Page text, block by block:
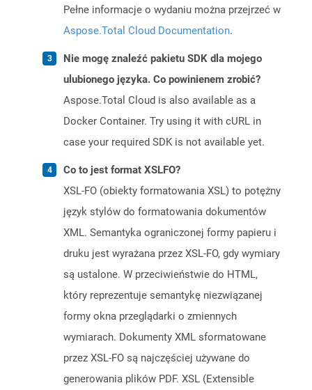
Pełne informacje o wydaniu można przejrzeć w
Aspose.Total Cloud Documentation.
Nie mogę znaleźć pakietu SDK dla mojego
ulubionego języka. Co powinienem zrobić?
Aspose.Total Cloud is also available as a
Docker Container. Try using it with cURL in
case your required SDK is not available yet.
Co to jest format XSLFO?
XSL-FO (obiekty formatowania XSL) to potężny
język stylów do formatowania dokumentów
XML. Semantyka ograniczonej formy papieru i
druku jest wyrażana przez XSL-FO, gdy wymiary
są ustalone. W przeciwieństwie do HTML,
który reprezentuje semantykę niezwiązanej
formy okna przeglądarki o zmiennych
wymiarach. Dokumenty XML sformatowane
przez XSL-FO są najczęściej używane do
generowania plików PDF. XSL (Extensible